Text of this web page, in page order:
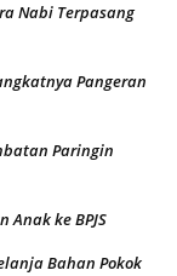
Nabi Terpasang
Pangeran
Paringin
ke BPJS
Bahan Pokok